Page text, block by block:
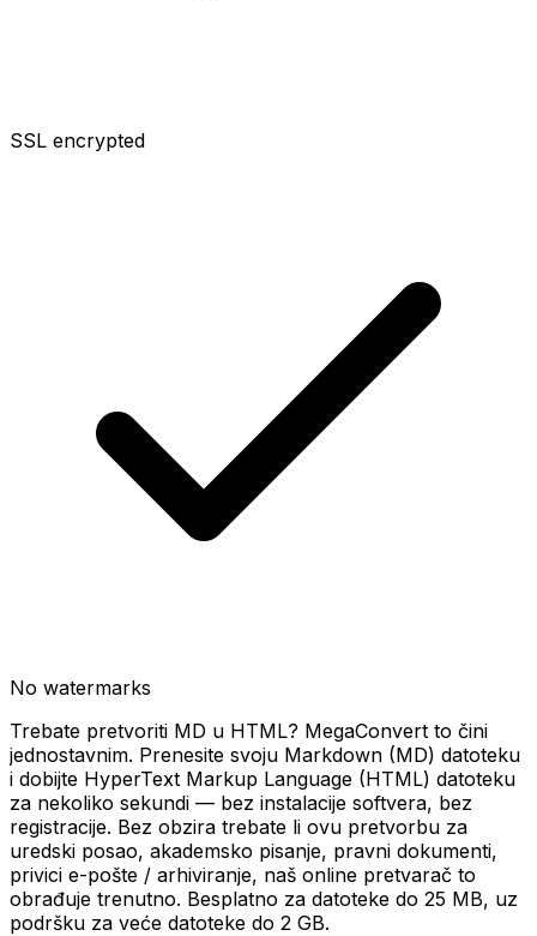
SSL encrypted
No watermarks
Trebate pretvoriti MD u HTML? MegaConvert to čini
jednostavnim. Prenesite svoju Markdown (MD) datoteku
i dobijte HyperText Markup Language (HTML) datoteku
za nekoliko sekundi — bez instalacije softvera, bez
registracije. Bez obzira trebate li ovu pretvorbu za
uredski posao, akademsko pisanje, pravni dokumenti,
privici e-pošte / arhiviranje, naš online pretvarač to
obrađuje trenutno. Besplatno za datoteke do 25 MB, uz
podršku za veće datoteke do 2 GB.